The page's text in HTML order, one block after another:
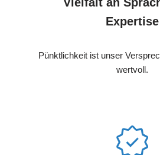
Expertise
Pünktlichkeit ist unser
wertvoll.